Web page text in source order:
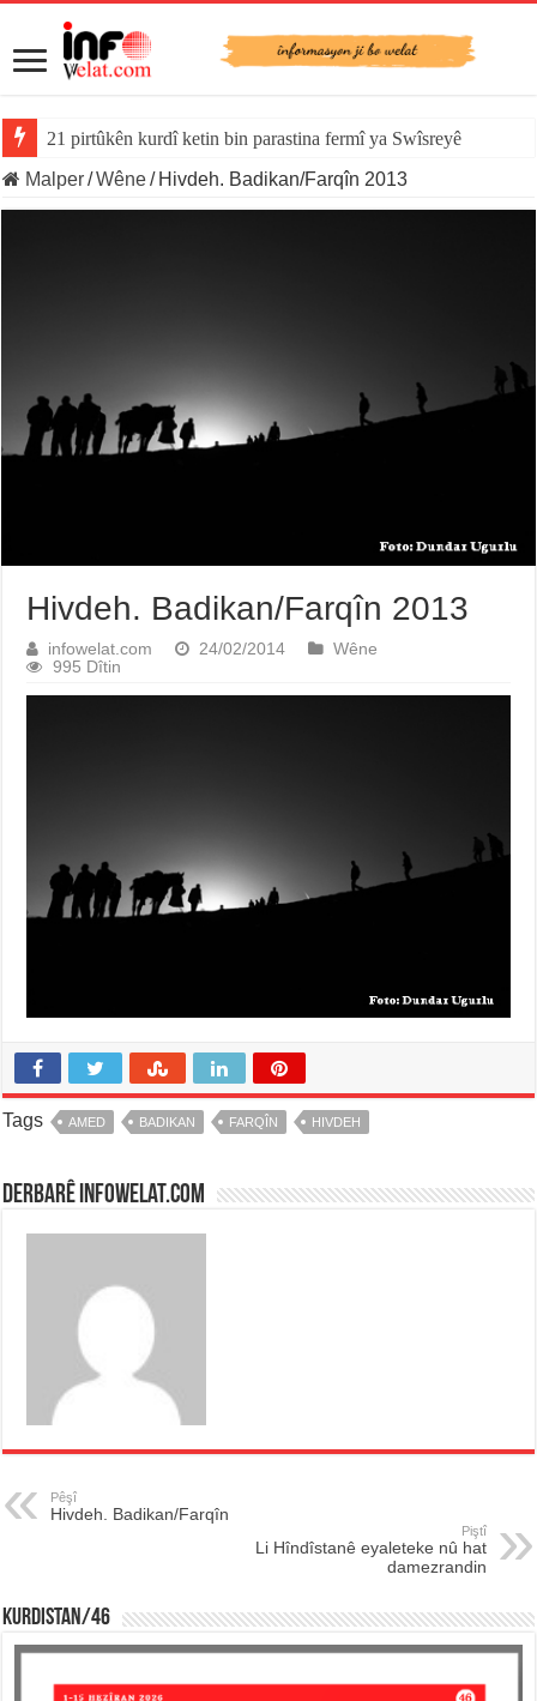
21 pirtûkên kurdî ketin bin parastina fermî ya Swîsreyê
Malper/Wêne/ Hivdeh. Badikan/Farqîn 2013
Hivdeh. Badikan/Farqîn 2013
infowelat.com 24/02/2014
Wêne
995 Dîtin
Tags AMED BADIKAN FARQÎN HIVDEH
Derbarê infowelat.com
Pêşî
Hivdeh. Badikan/Farqîn
Piştî
Li Hîndîstanê eyaleteke nû hat
damezrandin
KURDISTAN/46